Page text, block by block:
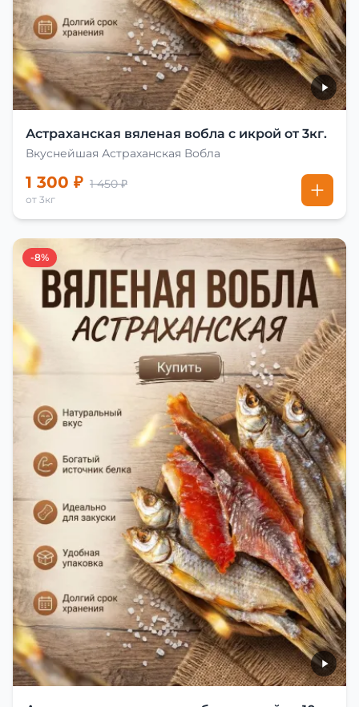
Астраханская вяленая вобла с икрой от 3кг.
Вкуснейшая Астраханская Вобла
1 300 ₽ 1 450 ₽
от 3кг
-8%